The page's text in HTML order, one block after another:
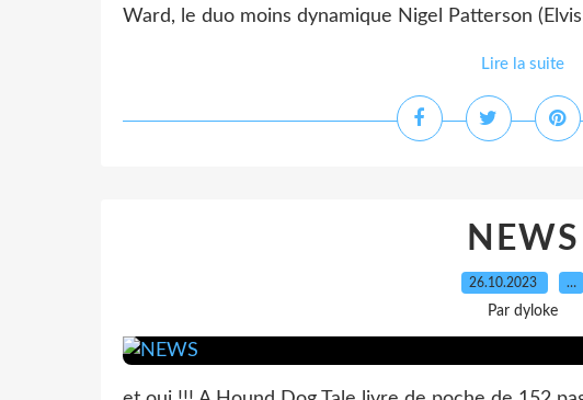
Ward, le duo moins dynamique Nigel Patterson
Lire la suite
NEWS
26.10.2023 …
Par dyloke